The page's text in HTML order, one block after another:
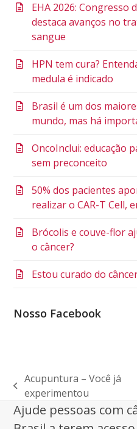
EHA 2026: Congresso
destaca avanços no
sangue
HPN tem cura?
medula é indicado
Brasil é um dos
mundo, mas há
OncoInclui: educação
sem preconceito
50% dos pacientes
realizar o CAR-T Cell,
Brócolis e couve-flor
o câncer?
Estou curado do
Nosso Facebook
previous
post:
Acupuntura – Você já
experimentou
Ajude pessoas com